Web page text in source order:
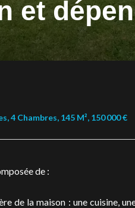
et
4 Chambres, 145 M², 150 000 €
de :
de la maison : une cuisine,